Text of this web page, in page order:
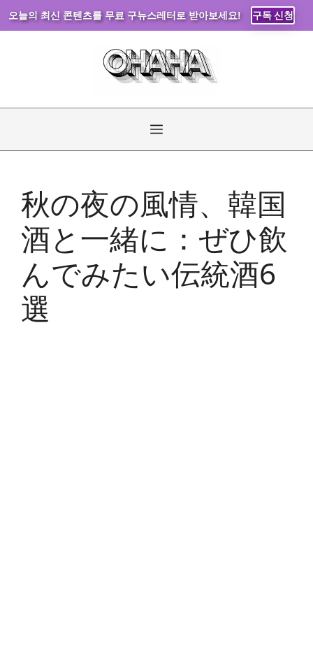
오늘의 최신 콘텐츠를 무료 구뉴스레터로 받아보세요! 구독 신청
ツ
メ
ュ
ー
秋の夜の風情、韓国
酒と一緒に：ぜひ飲
んでみたい伝統酒6
選